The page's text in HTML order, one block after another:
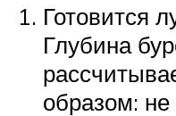
Готовится
Глубина
образом: